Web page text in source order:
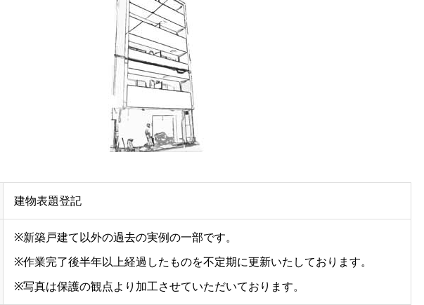
建物表題登記
※新築戸建て以外の過去の実例の一部です。
※作業完了後半年以上経過したものを不定期に更新いたしております。
※写真は保護の観点より加工させていただいております。